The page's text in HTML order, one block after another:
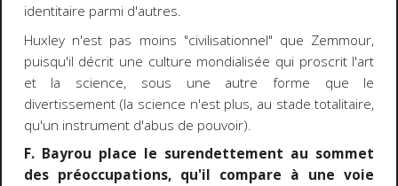
identitaire parmi d'autres.
Huxley n'est pas moins "civilisationnel" que Zemmour,
puisqu'il décrit une culture mondialisée qui proscrit l'art
et la science, sous une autre forme que le
divertissement (la science n'est plus, au stade totalitaire,
qu'un instrument d'abus de pouvoir).
F. Bayrou place le surendettement au sommet
des préoccupations, qu'il compare à une voie